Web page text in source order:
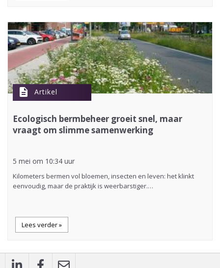
description Artikel
Ecologisch bermbeheer groeit snel, maar
vraagt om slimme samenwerking
5 mei om 10:34 uur
Kilometers bermen vol bloemen, insecten en leven: het klinkt
eenvoudig, maar de praktijk is weerbarstiger.…
Lees verder »